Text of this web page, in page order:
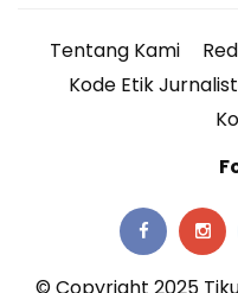
Tentang Kami
Kode Etik
© Copyright 2025